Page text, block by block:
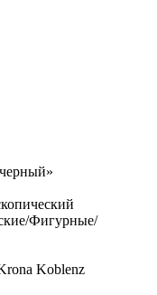
Фигурные/
Koblenz